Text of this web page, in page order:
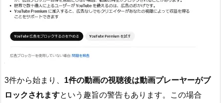
3件から始まり、 1件の動画の視聴後は動画プレーヤーがブ
ロックされますという趣旨の警告もあります。この場合